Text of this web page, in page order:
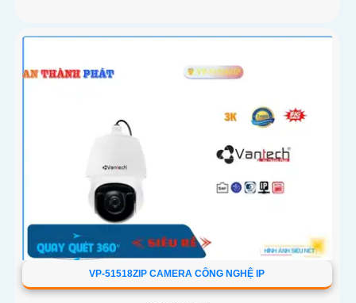
VP-51518ZIP CAMERA CÔNG NGHỆ IP